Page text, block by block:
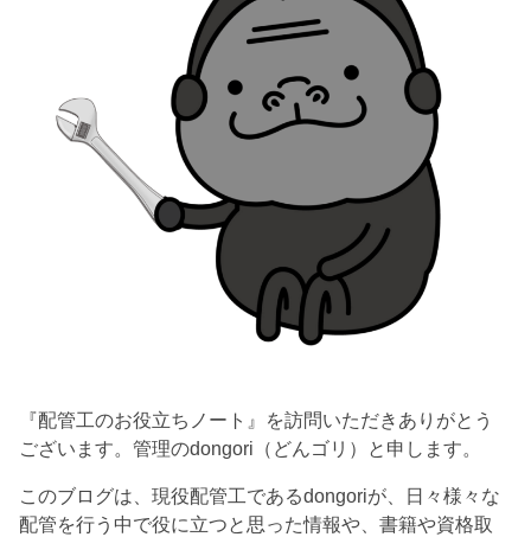
『配管工のお役立ちノート』を訪問いただきありがとう
ございます。管理のdongori（どんゴリ）と申します。
このブログは、現役配管工であるdongoriが、日々様々な
配管を行う中で役に立つと思った情報や、書籍や資格取